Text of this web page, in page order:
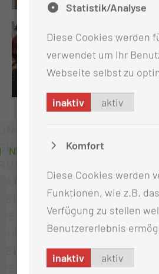
NEUIGKEITEN AUS DER KLINIK
Statistik/Analyse
Diese Cookies werden
verwendet um Ihr
Webseite selbst zu
inaktiv aktiv
Komfort
Diese Cookies werden
Funktionen, wie z.B.
Verfügung zu stellen
Benutzererlebnis
inaktiv aktiv